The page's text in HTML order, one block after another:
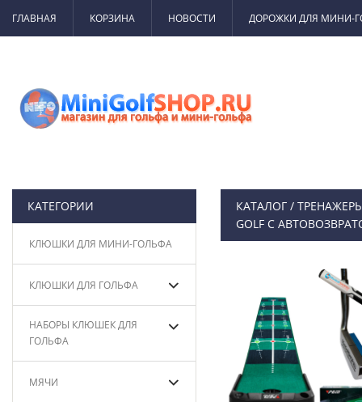
ГЛАВНАЯ КОРЗИНА НОВОСТИ ДОРОЖКИ ДЛЯ МИНИ-
КАТЕГОРИИ
КЛЮШКИ ДЛЯ МИНИ-ГОЛЬФА
КЛЮШКИ ДЛЯ ГОЛЬФА
НАБОРЫ КЛЮШЕК ДЛЯ
ГОЛЬФА
МЯЧИ
КАТАЛОГ/
GOLF С